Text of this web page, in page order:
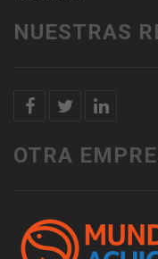
NUESTRAS
OTRA